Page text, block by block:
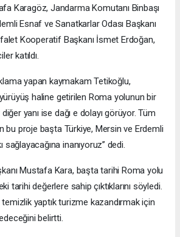
Karagöz, Jandarma Komutanı Binbaşı
Esnaf ve Sanatkarlar Odası Başkanı
Kooperatif Başkanı İsmet Erdoğan,
katıldı.
yapan kaymakam Tetikoğlu,
yürüyüş haline getirilen Roma yolunun bir
yanı ise dağı e dolayı görüyor. Tüm
bu proje başta Türkiye, Mersin ve Erdemli
inanıyoruz’’ dedi.
Mustafa Kara, başta tarihi Roma yolu
tarihi değerlere sahip çıktıklarını söyledi.
yaptık turizme kazandırmak için
belirtti.